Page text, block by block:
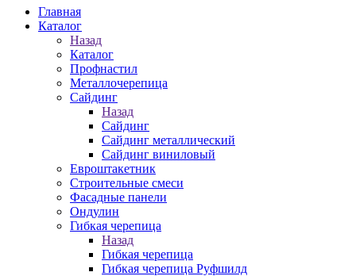
Главная
Каталог
Назад
Каталог
Профнастил
Металлочерепица
Сайдинг
Назад
Сайдинг
Сайдинг металлический
Сайдинг виниловый
Евроштакетник
Строительные смеси
Фасадные панели
Ондулин
Гибкая черепица
Назад
Гибкая черепица
Гибкая черепица Руфшилд